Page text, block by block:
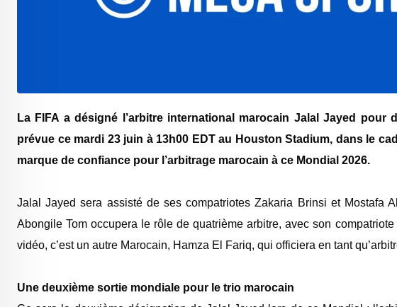
La FIFA a désigné l’arbitre international marocain Jalal Jayed pour
prévue ce mardi 23 juin à 13h00 EDT au Houston Stadium, dans le
marque de confiance pour l’arbitrage marocain à ce Mondial 2026.
‎Jalal Jayed sera assisté de ses compatriotes Zakaria Brinsi et Mostafa
Abongile Tom occupera le rôle de quatrième arbitre, avec son
vidéo, c’est un autre Marocain, Hamza El Fariq, qui officiera en tant
‎Une deuxième sortie mondiale pour le trio marocain